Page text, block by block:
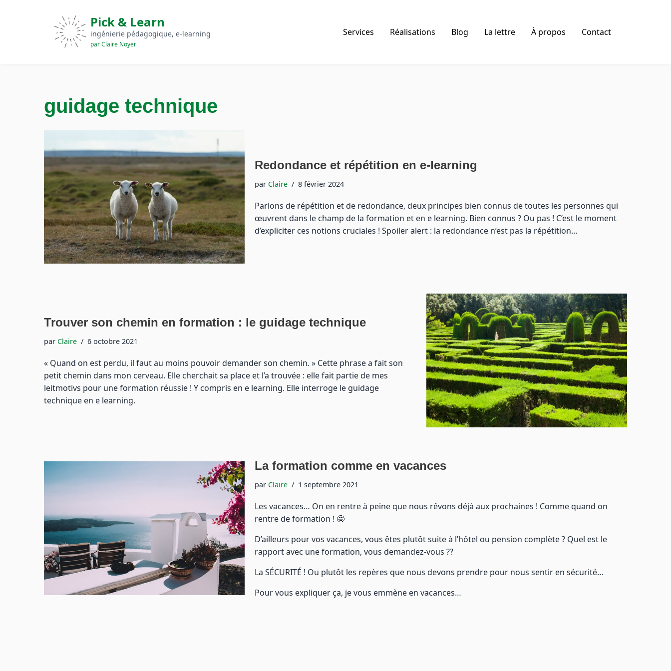
Pick & Learn
ingénierie pédagogique, e‑learning
par Claire Noyer
Services Réalisations Blog La lettre À propos Contact
guidage technique
Redondance et répétition en e-learning
par Claire 8 février 2024
Parlons de répétition et de redondance, deux principes bien connus de toutes les personnes qui
œuvrent dans le champ de la formation et en e learning. Bien connus ? Ou pas ! C’est le moment
d’expliciter ces notions cruciales ! Spoiler alert : la redondance n’est pas la répétition…
Trouver son chemin en formation : le guidage technique
par Claire 6 octobre 2021
« Quand on est perdu, il faut au moins pouvoir demander son chemin. » Cette phrase a fait son
petit chemin dans mon cerveau. Elle cherchait sa place et l’a trouvée : elle fait partie de mes
leitmotivs pour une formation réussie ! Y compris en e learning. Elle interroge le guidage
technique en e learning.
La formation comme en vacances
par Claire 1 septembre 2021
Les vacances… On en rentre à peine que nous rêvons déjà aux prochaines ! Comme quand on
rentre de formation ! 🤩
D’ailleurs pour vos vacances, vous êtes plutôt suite à l’hôtel ou pension complète ? Quel est le
rapport avec une formation, vous demandez-vous ??
La SÉCURITÉ ! Ou plutôt les repères que nous devons prendre pour nous sentir en sécurité…
Pour vous expliquer ça, je vous emmène en vacances…